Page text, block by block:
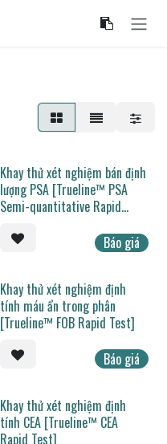
Khay thử xét nghiệm bán định
lượng PSA [Trueline™ PSA
Semi-quantitative Rapid
Báo giá
Khay thử xét nghiệm định
tính máu ẩn trong phân
[Trueline™ FOB Rapid Test]
Báo giá
Khay thử xét nghiệm định
tính CEA [Trueline™ CEA
Rapid Test]